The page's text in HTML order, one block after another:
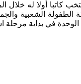
النقابية، كحركة
في بداية مرحلة